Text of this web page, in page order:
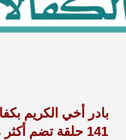
بادر أخي الكريم